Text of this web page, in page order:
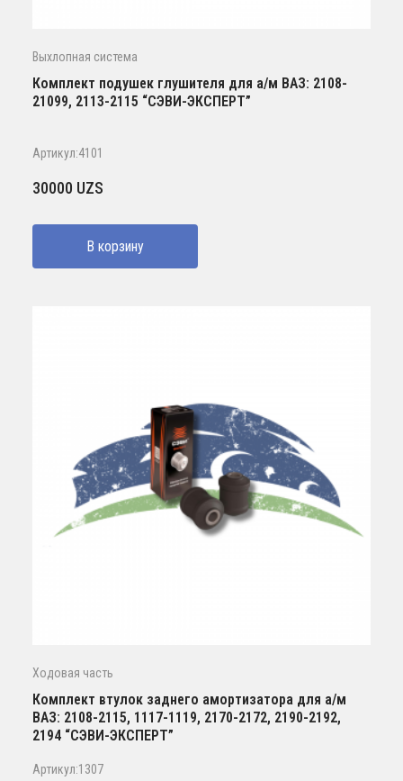
Выхлопная система
Комплект подушек глушителя для а/м ВАЗ: 2108-
21099, 2113-2115 “СЭВИ-ЭКСПЕРТ”
Артикул:4101
30000 UZS
В корзину
Ходовая часть
Комплект втулок заднего амортизатора для а/м
ВАЗ: 2108-2115, 1117-1119, 2170-2172, 2190-2192,
2194 “СЭВИ-ЭКСПЕРТ”
Артикул:1307